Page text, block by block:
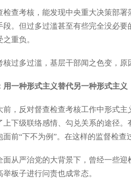
考核，能发现中央重大决策部署
段。但过多过滥甚至有些完全没必
重负。
过多过滥，基层干部闻之色变，原
用一种形式主义替代另一种形式主义
反对督查检查考核工作中形式主
上下级联络感情、勾兑关系的途径
面前“下不为例”。在这样的监督检
严治党的大背景下，曾经一些迎
板子进行问责也成常态。